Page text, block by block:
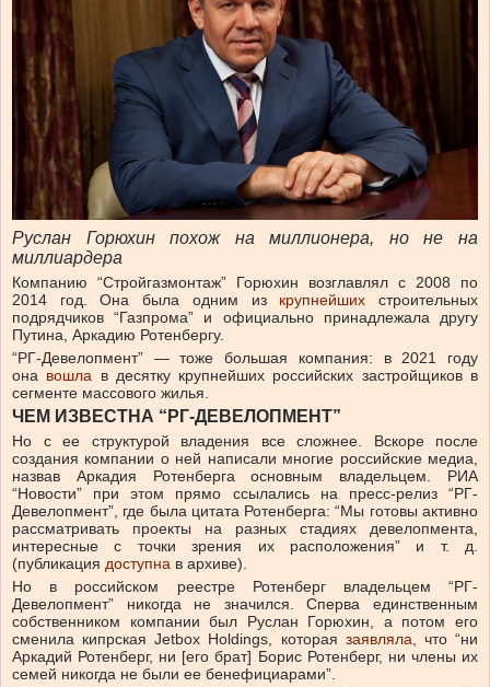
Руслан Горюхин похож на миллионера, но не на
миллиардера
Компанию “Стройгазмонтаж” Горюхин возглавлял с 2008 по
2014 год. Она была одним из крупнейших строительных
подрядчиков “Газпрома” и официально принадлежала другу
Путина, Аркадию Ротенбергу.
“РГ-Девелопмент” — тоже большая компания: в 2021 году
она вошла в десятку крупнейших российских застройщиков в
сегменте массового жилья.
ЧЕМ ИЗВЕСТНА “РГ-ДЕВЕЛОПМЕНТ”
Но с ее структурой владения все сложнее. Вскоре после
создания компании о ней написали многие российские медиа,
назвав Аркадия Ротенберга основным владельцем. РИА
“Новости” при этом прямо ссылались на пресс-релиз “РГ-
Девелопмент”, где была цитата Ротенберга: “Мы готовы активно
рассматривать проекты на разных стадиях девелопмента,
интересные с точки зрения их расположения” и т. д.
(публикация доступна в архиве).
Но в российском реестре Ротенберг владельцем “РГ-
Девелопмент” никогда не значился. Сперва единственным
собственником компании был Руслан Горюхин, а потом его
сменила кипрская Jetbox Holdings, которая заявляла, что “ни
Аркадий Ротенберг, ни [его брат] Борис Ротенберг, ни члены их
семей никогда не были ее бенефициарами”.